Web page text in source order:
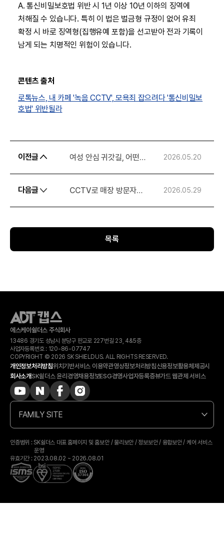
A. 통신비밀보호법 위반 시 1년 이상 10년 이하의 징역에
처해질 수 있습니다. 특히 이 법은 벌금형 규정이 없어 유죄
확정 시 바로 징역형(집행유예 포함)을 선고받아 전과 기록이
남게 되는 치명적인 위험이 있습니다.
콘텐츠 출처
로톡뉴스, 내 카페 '녹음 CCTV', 모욕죄 잡으려다 '통신비밀보
호법' 위반될라
이전글
여성 안심 귀갓길, 어떤
2026.05.20
다음글
CCTV로 매장 방문자
활용법 4가지
2026.05.29
목록
에스케이쉴더스 주식회사
13486 경기도 성남시 분당구 판교로 227번길 23, 4&5층
사업자등록번호 : 120-​86-​07747
COPYRIGHT © 2026 SK SHIELDUS. ALL RIGHTS RESERVED.
개인정보처리방침위치기반서비스 이용약관영상정보처리방침신용정보활용체제공시
회사소개SK쉴더스 윤리경영채용정보ESG경영사업자등록증뷰가드 웹관제 서비스
FAMILY SITE
인증범위 : SK쉴더스 대표 홈페이지 및 홈보안 / 물리보안 / 정보보안 / 융합보안 / 케어 서비스
운영
유효기간 : 2023.08.02 ~ 2026.08.01